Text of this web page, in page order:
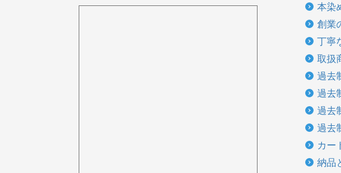
本染
創業
丁寧
取扱
過去
過去
過去
過去
カー
納品